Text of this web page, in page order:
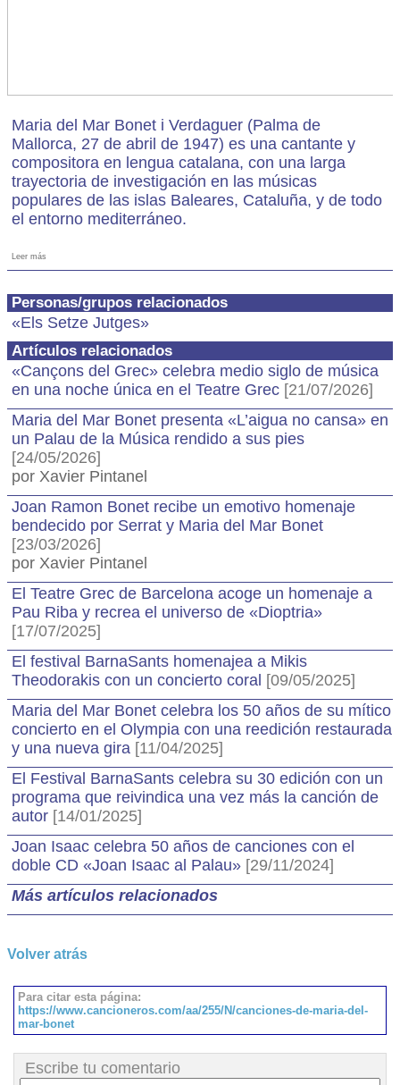
Maria del Mar Bonet i Verdaguer (Palma de
Mallorca, 27 de abril de 1947) es una cantante y
compositora en lengua catalana, con una larga
trayectoria de investigación en las músicas
populares de las islas Baleares, Cataluña, y de todo
el entorno mediterráneo.
Leer más
Personas/grupos relacionados
«Els Setze Jutges»
Artículos relacionados
«Cançons del Grec» celebra medio siglo de música
en una noche única en el Teatre Grec [21/07/2026]
Maria del Mar Bonet presenta «L’aigua no cansa» en
un Palau de la Música rendido a sus pies
[24/05/2026]
por Xavier Pintanel
Joan Ramon Bonet recibe un emotivo homenaje
bendecido por Serrat y Maria del Mar Bonet
[23/03/2026]
por Xavier Pintanel
El Teatre Grec de Barcelona acoge un homenaje a
Pau Riba y recrea el universo de «Dioptria»
[17/07/2025]
El festival BarnaSants homenajea a Mikis
Theodorakis con un concierto coral [09/05/2025]
Maria del Mar Bonet celebra los 50 años de su mítico
concierto en el Olympia con una reedición restaurada
y una nueva gira [11/04/2025]
El Festival BarnaSants celebra su 30 edición con un
programa que reivindica una vez más la canción de
autor [14/01/2025]
Joan Isaac celebra 50 años de canciones con el
doble CD «Joan Isaac al Palau» [29/11/2024]
Más artículos relacionados
Volver atrás
Para citar esta página:
https://www.cancioneros.com/aa/255/N/canciones-de-maria-del-
mar-bonet
Escribe tu comentario